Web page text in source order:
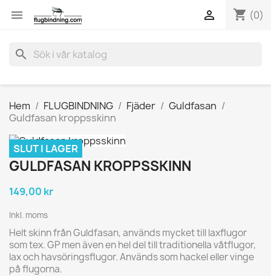
 shopping_cart (0)

search
Hem FLUGBINDNING Fjäder
Guldfasan
Guldfasan kroppsskinn
SLUT I LAGER
GULDFASAN KROPPSSKINN
149,00 kr
Inkl. moms
Helt skinn från Guldfasan, används mycket till laxflugor
som tex. GP men även en hel del till traditionella våtflugor,
lax och havsöringsflugor. Används som hackel eller vinge
på flugorna.